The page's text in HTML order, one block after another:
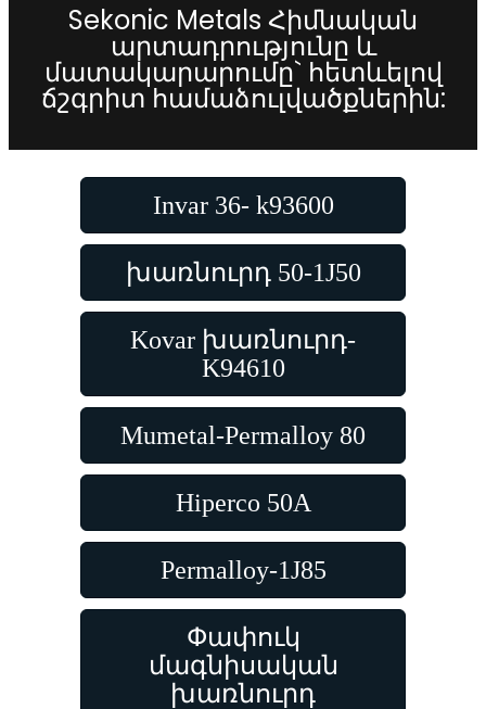
Sekonic Metals Հիմնական
արտադրությունը և
մատակարարումը` հետևելով
ճշգրիտ համաձուլվածքներին:
Invar 36- k93600
խառնուրդ 50-1J50
Kovar խառնուրդ-
K94610
Mumetal-Permalloy 80
Hiperco 50A
Permalloy-1J85
Փափուկ
մագնիսական
խառնուրդ